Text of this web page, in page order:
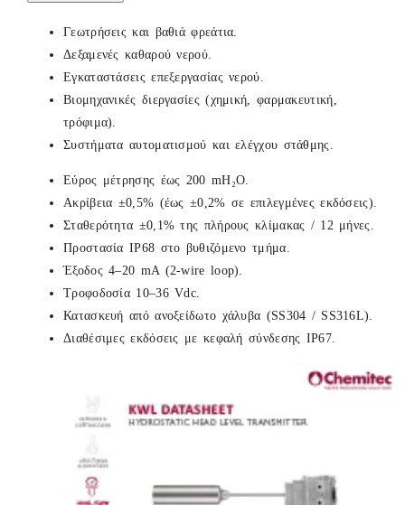
Γεωτρήσεις και βαθιά φρεάτια.
Δεξαμενές καθαρού νερού.
Εγκαταστάσεις επεξεργασίας νερού.
Βιομηχανικές διεργασίες (χημική, φαρμακευτική,
τρόφιμα).
Συστήματα αυτοματισμού και ελέγχου στάθμης.
Εύρος μέτρησης έως 200 mH₂O.
Ακρίβεια ±0,5% (έως ±0,2% σε επιλεγμένες εκδόσεις).
Σταθερότητα ±0,1% της πλήρους κλίμακας / 12 μήνες.
Προστασία IP68 στο βυθιζόμενο τμήμα.
Έξοδος 4–20 mA (2-wire loop).
Τροφοδοσία 10–36 Vdc.
Κατασκευή από ανοξείδωτο χάλυβα (SS304 / SS316L).
Διαθέσιμες εκδόσεις με κεφαλή σύνδεσης IP67.